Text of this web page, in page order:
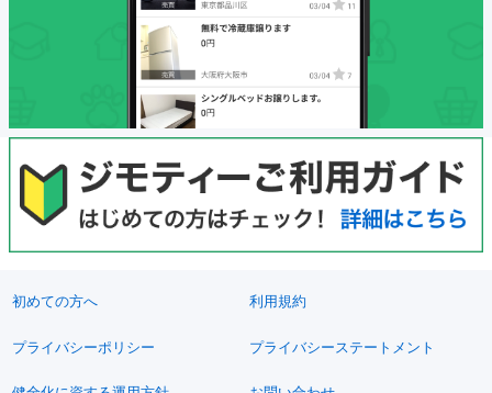
初めての方へ 利用規約
プライバシーポリシー プライバシーステートメント